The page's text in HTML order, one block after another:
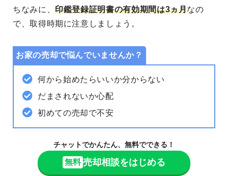
ちなみに、印鑑登録証明書の有効期間は3ヵ月なの
で、取得時期に注意しましょう。
お家の売却で悩んでいませんか？
何から始めたらいいか分からない
だまされないか心配
初めての売却で不安
チャットでかんたん、無料でできる！
無料 売却相談をはじめる